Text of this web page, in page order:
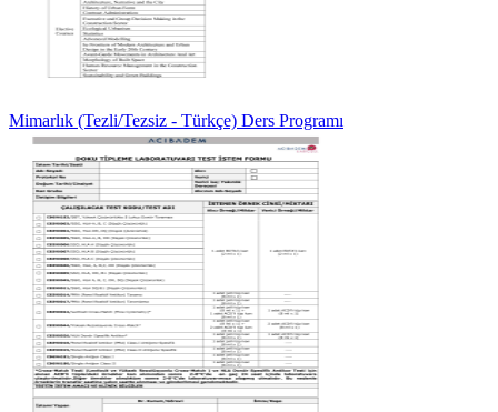
Mimarlık (Tezli/Tezsiz - Türkçe) Ders Programı